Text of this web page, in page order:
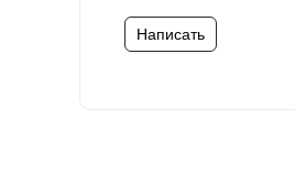
Написать